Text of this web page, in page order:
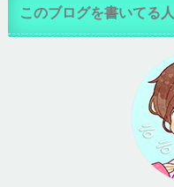
このブログを書いてる人